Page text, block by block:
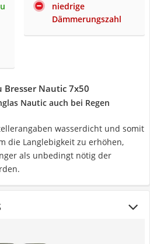
niedrige
Dämmerungszahl
Nautic 7x50
Nautic auch bei Regen
wasserdicht und somit
die Langlebigkeit zu erhöhen,
als unbedingt nötig der